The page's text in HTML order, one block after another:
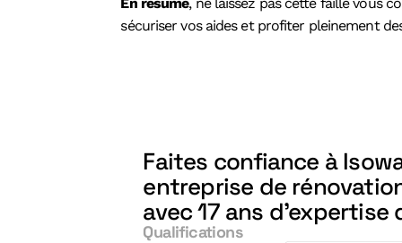
sécuriser vos aides et profiter pleinement
Faites confiance à
entreprise de
avec 17 ans d'expertise
Qualifications